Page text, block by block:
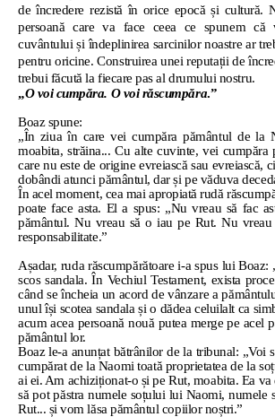
de încredere rezistă în orice epocă și cultură.
persoană care va face ceea ce spunem că
cuvântului și îndeplinirea sarcinilor noastre ar
pentru oricine. Construirea unei reputații de
trebui făcută la fiecare pas al drumului nostru.
„O voi cumpăra. O voi răscumpăra.”
Boaz spune:
„În ziua în care vei cumpăra pământul de la
moabita, străina... Cu alte cuvinte, vei cumpăra
care nu este de origine evreiască sau evreiască,
dobândi atunci pământul, dar și pe văduva
În acel moment, cea mai apropiată rudă
poate face asta. El a spus: „Nu vreau să fac
pământul. Nu vreau să o iau pe Rut. Nu vreau
responsabilitate.”
Așadar, ruda răscumpărătoare i-a spus lui Boaz:
scos sandala. În Vechiul Testament, exista
când se încheia un acord de vânzare a
unul își scotea sandala și o dădea celuilalt ca
acum acea persoană nouă putea merge pe acel
pământul lor.
Boaz le-a anunțat bătrânilor de la tribunal: „Voi
cumpărat de la Naomi toată proprietatea de la
ai ei. Am achiziționat-o și pe Rut, moabita. Ea va
să pot păstra numele soțului lui Naomi, numele
Rut... și vom lăsa pământul copiilor noștri.”